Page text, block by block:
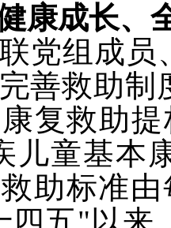
康成长、
党组成员
善救助制
复救助
儿童基本
助标准